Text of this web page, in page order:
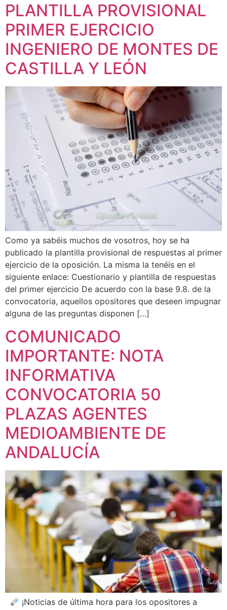
PLANTILLA PROVISIONAL
PRIMER EJERCICIO
INGENIERO DE MONTES DE
CASTILLA Y LEÓN
Como ya sabéis muchos de vosotros, hoy se ha
publicado la plantilla provisional de respuestas al primer
ejercicio de la oposición. La misma la tenéis en el
siguiente enlace: Cuestionario y plantilla de respuestas
del primer ejercicio De acuerdo con la base 9.8. de la
convocatoria, aquellos opositores que deseen impugnar
alguna de las preguntas disponen […]
COMUNICADO
IMPORTANTE: NOTA
INFORMATIVA
CONVOCATORIA 50
PLAZAS AGENTES
MEDIOAMBIENTE DE
ANDALUCÍA
¡Noticias de última hora para los opositores a